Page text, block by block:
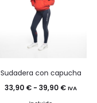
4,20 €
hasta
Sudadera con capucha
33,90 € - 39,90 €Rango
IVA